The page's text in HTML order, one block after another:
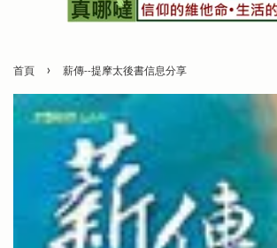
首頁 › 薪傳--提摩太後書信息分享